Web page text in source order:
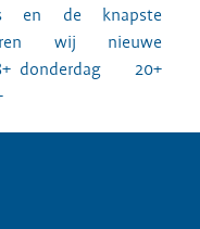
en de knapste
wij nieuwe
donderdag 20+